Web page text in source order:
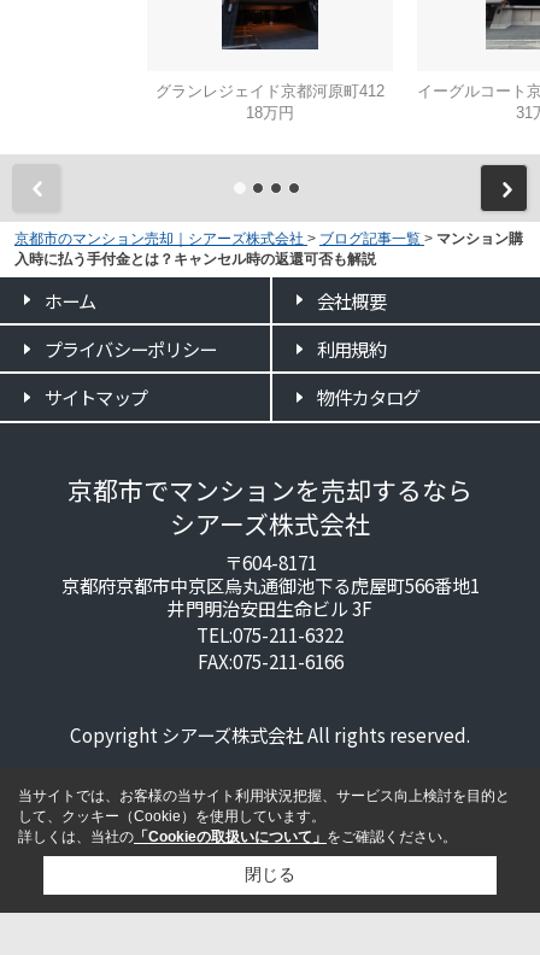
グランレジェイド京都河原町412
18万円
31
京都市のマンション売却｜シアーズ株式会社 > ブログ記事一覧 > マンション購
入時に払う手付金とは？キャンセル時の返還可否も解説
ホーム
会社概要
プライバシーポリシー
利用規約
サイトマップ
物件カタログ
京都市でマンションを売却するなら
シアーズ株式会社
〒604-8171
京都府京都市中京区烏丸通御池下る虎屋町566番地1
井門明治安田生命ビル 3F
TEL:075-211-6322
FAX:075-211-6166
Copyright シアーズ株式会社 All rights reserved.
当サイトでは、お客様の当サイト利用状況把握、サービス向上検討を目的と
して、クッキー（Cookie）を使用しています。
詳しくは、当社の 「Cookieの取扱いについて」 をご確認ください。
閉じる